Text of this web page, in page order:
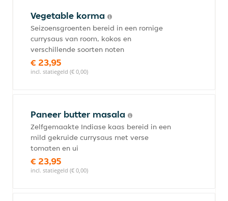
Vegetable korma
Seizoensgroenten bereid in een romige
currysaus van room, kokos en
verschillende soorten noten
€ 23,95
incl. statiegeld (€ 0,00)
Paneer butter masala
Zelfgemaakte Indiase kaas bereid in een
mild gekruide currysaus met verse
tomaten en ui
€ 23,95
incl. statiegeld (€ 0,00)